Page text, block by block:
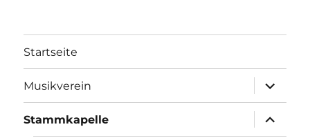
Startseite
Musikverein
öffnen
Stammkapelle
öffnen